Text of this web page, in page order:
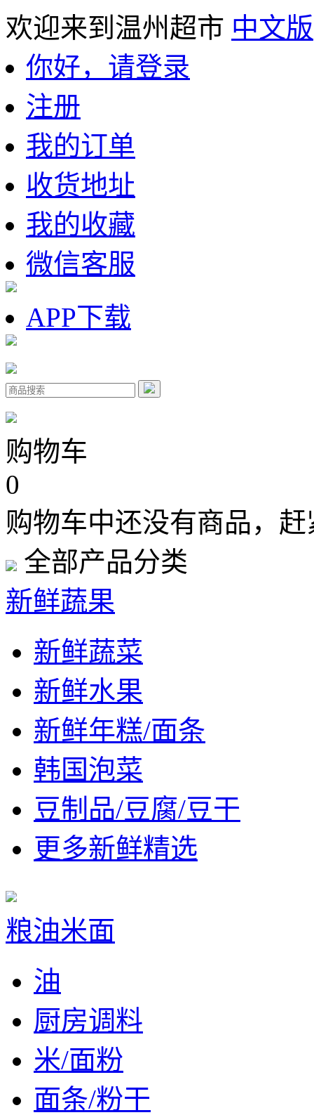
欢迎来到温州超市 中文版
你好，请登录
注册
我的订单
收货地址
我的收藏
微信客服
APP下载
购物车
0
购物车中还没有商品，
全部产品分类
新鲜蔬果
新鲜蔬菜
新鲜水果
新鲜年糕/面条
韩国泡菜
豆制品/豆腐/豆干
更多新鲜精选
粮油米面
油
厨房调料
米/面粉
面条/粉干